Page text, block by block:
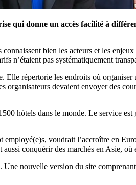
donne un accès facilité à
bien les acteurs et les
n’étaient pas systématiquement
répertorie les endroits où
devaient envoyer des
hôtels dans le monde. Le service
voudrait l’accroître en
conquérir des marchés en Asie, où
nouvelle version du site